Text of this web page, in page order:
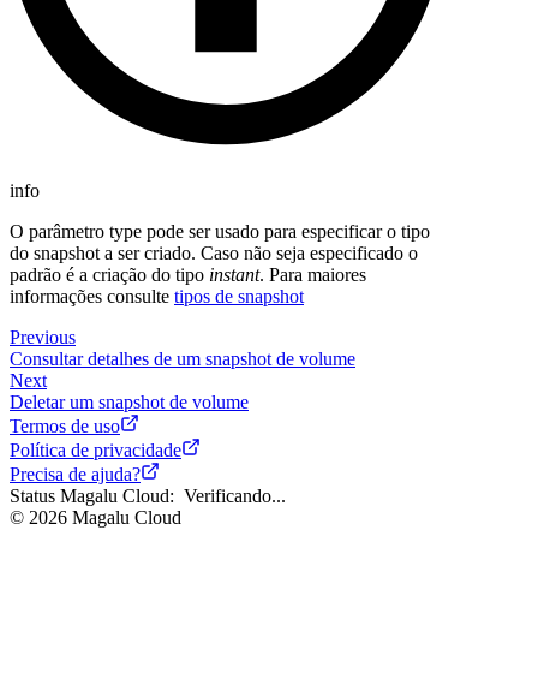
info
O parâmetro type pode ser usado para especificar o tipo
do snapshot a ser criado. Caso não seja especificado o
padrão é a criação do tipo instant. Para maiores
informações consulte tipos de snapshot
Previous
Consultar detalhes de um snapshot de volume
Next
Deletar um snapshot de volume
Termos de uso
Política de privacidade
Precisa de ajuda?
Status Magalu Cloud: Verificando...
© 2026 Magalu Cloud